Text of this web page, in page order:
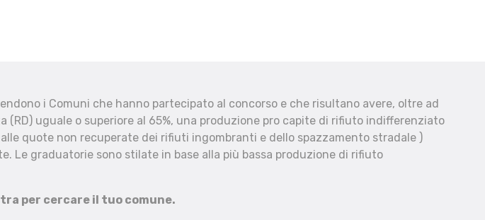
i Comuni che hanno partecipato al concorso e che risultano avere, oltre ad
uguale o superiore al 65%, una produzione pro capite di rifiuto indifferenziato
quote non recuperate dei rifiuti ingombranti e dello spazzamento stradale )
Le graduatorie sono stilate in base alla più bassa produzione di rifiuto
per cercare il tuo comune.